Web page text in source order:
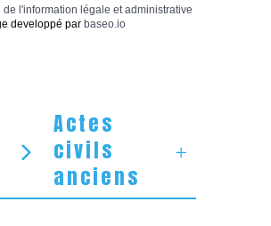
de l'information légale et administrative
developpé par baseo.io
Actes
civils
anciens